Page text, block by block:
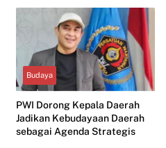
Budaya
PWI Dorong Kepala Daerah
Jadikan Kebudayaan Daerah
sebagai Agenda Strategis